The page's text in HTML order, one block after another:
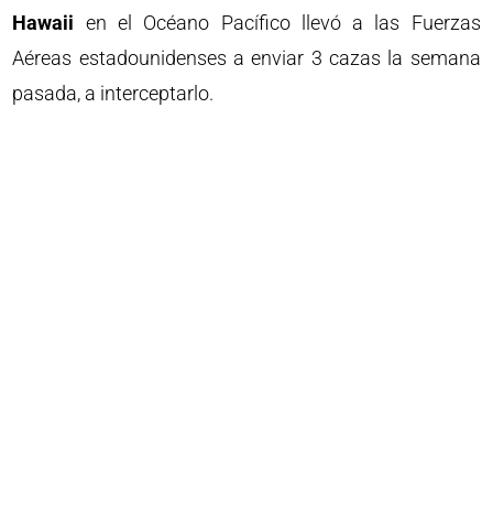
Hawaii en el Océano Pacífico llevó a las Fuerzas
Aéreas estadounidenses a enviar 3 cazas la semana
pasada, a interceptarlo.